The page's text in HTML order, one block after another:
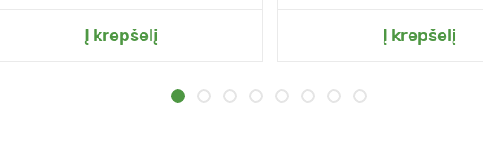
Į krepšelį Į krepšelį